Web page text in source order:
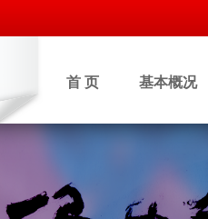
首 页 基本概况